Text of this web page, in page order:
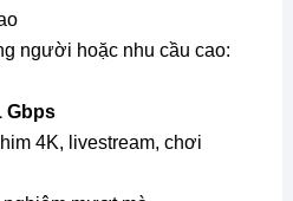
người hoặc nhu cầu cao:
Gbps
4K, livestream, chơi